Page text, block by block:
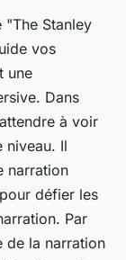
Stanley
vos
une
Dans
à voir
niveau. Il
narration
défier les
Par
de la narration